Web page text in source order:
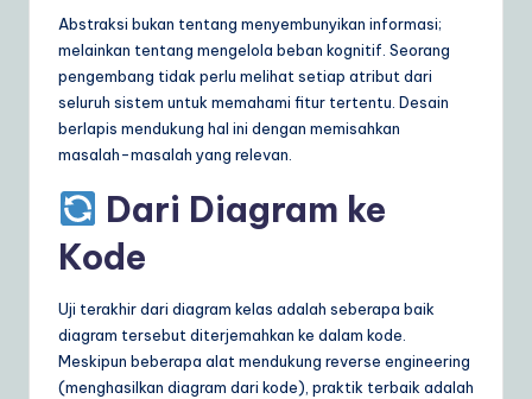
Abstraksi bukan tentang menyembunyikan informasi;
melainkan tentang mengelola beban kognitif. Seorang
pengembang tidak perlu melihat setiap atribut dari
seluruh sistem untuk memahami fitur tertentu. Desain
berlapis mendukung hal ini dengan memisahkan
masalah-masalah yang relevan.
Dari Diagram ke
Kode
Uji terakhir dari diagram kelas adalah seberapa baik
diagram tersebut diterjemahkan ke dalam kode.
Meskipun beberapa alat mendukung reverse engineering
(menghasilkan diagram dari kode), praktik terbaik adalah